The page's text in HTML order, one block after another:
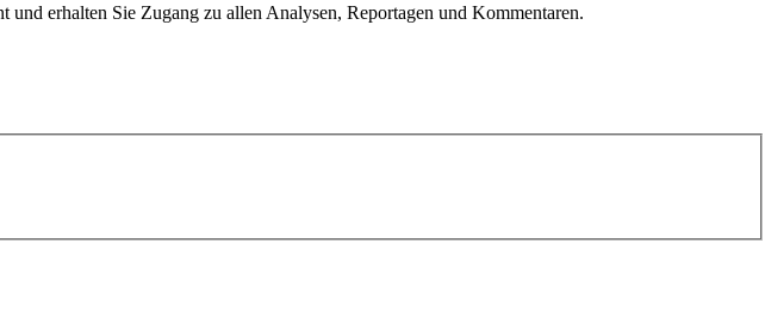
erhalten Sie Zugang zu allen Analysen, Reportagen und Kommentaren.